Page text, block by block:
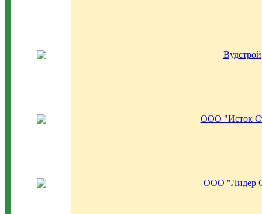
Вудстрой
ООО "Исток
ООО "Лидер